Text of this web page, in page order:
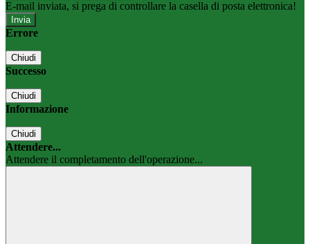
E-mail inviata, si prega di controllare la casella di posta elettronica!
Errore
Chiudi
Successo
Chiudi
Informazione
Chiudi
Attendere...
Attendere il completamento dell'operazione...